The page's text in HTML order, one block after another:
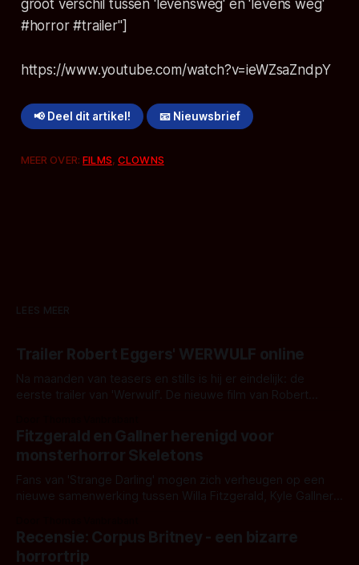
groot verschil tussen 'levensweg' en 'levens weg'
#horror #trailer"]
https://www.youtube.com/watch?v=ieWZsaZndpY
📢 Deel dit artikel! 📧 Nieuwsbrief
MEER OVER:FILMS,CLOWNS
LEES MEER
Trailer Robert Eggers' WERWULF online
Na maanden van teasers en stills is hij er eindelijk: de
eerste trailer van 'Werwulf'. De nieuwe film van Robert
kille stijl vol folklore en mythe. Het topic deze keer is (kon
het het al raden?)... de weerwolf. Kijk je mee?
Fitzgerald en Gallner herenigd voor
monsterhorror Skeletons
Fans van 'Strange Darling' mogen zich verheugen op een
nieuwe samenwerking tussen Willa Fitzgerald, Kyle Gallner
'Skeletons', een nieuwe creature feature waarvoor de
opnames zijn gestart in Australië.
Recensie: Corpus Britney - een bizarre
horrortrip